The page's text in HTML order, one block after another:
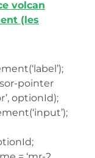
volcan
(les
pointer
optionId);